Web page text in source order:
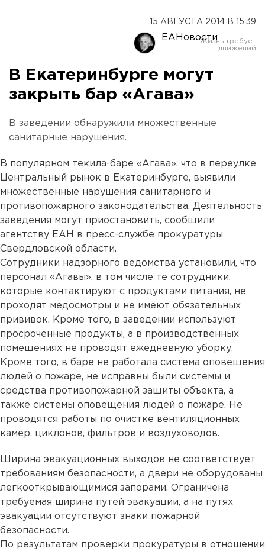
15 АВГУСТА 2014 В 15:39
ЕАНовости
В Екатеринбурге могут
закрыть бар «Агава»
В заведении обнаружили множественные
санитарные нарушения.
В популярном текила-баре «Агава», что в переулке
Центральный рынок в Екатеринбурге, выявили
множественные нарушения санитарного и
противопожарного законодательства. Деятельность
заведения могут приостановить, сообщили
агентству ЕАН в пресс-службе прокуратуры
Свердловской области.
Сотрудники надзорного ведомства установили, что
персонал «Агавы», в том числе те сотрудники,
которые контактируют с продуктами питания, не
проходят медосмотры и не имеют обязательных
прививок. Кроме того, в заведении используют
просроченные продукты, а в производственных
помещениях не проводят ежедневную уборку.
Кроме того, в баре не работала система оповещения
людей о пожаре, не исправны были системы и
средства противопожарной защиты объекта, а
также системы оповещения людей о пожаре. Не
проводятся работы по очистке вентиляционных
камер, циклонов, фильтров и воздуховодов.
Ширина эвакуационных выходов не соответствует
требованиям безопасности, а двери не оборудованы
легкооткрывающимися запорами. Ограничена
требуемая ширина путей эвакуации, а на путях
эвакуации отсутствуют знаки пожарной
безопасности.
По результатам проверки прокуратуры в отношении